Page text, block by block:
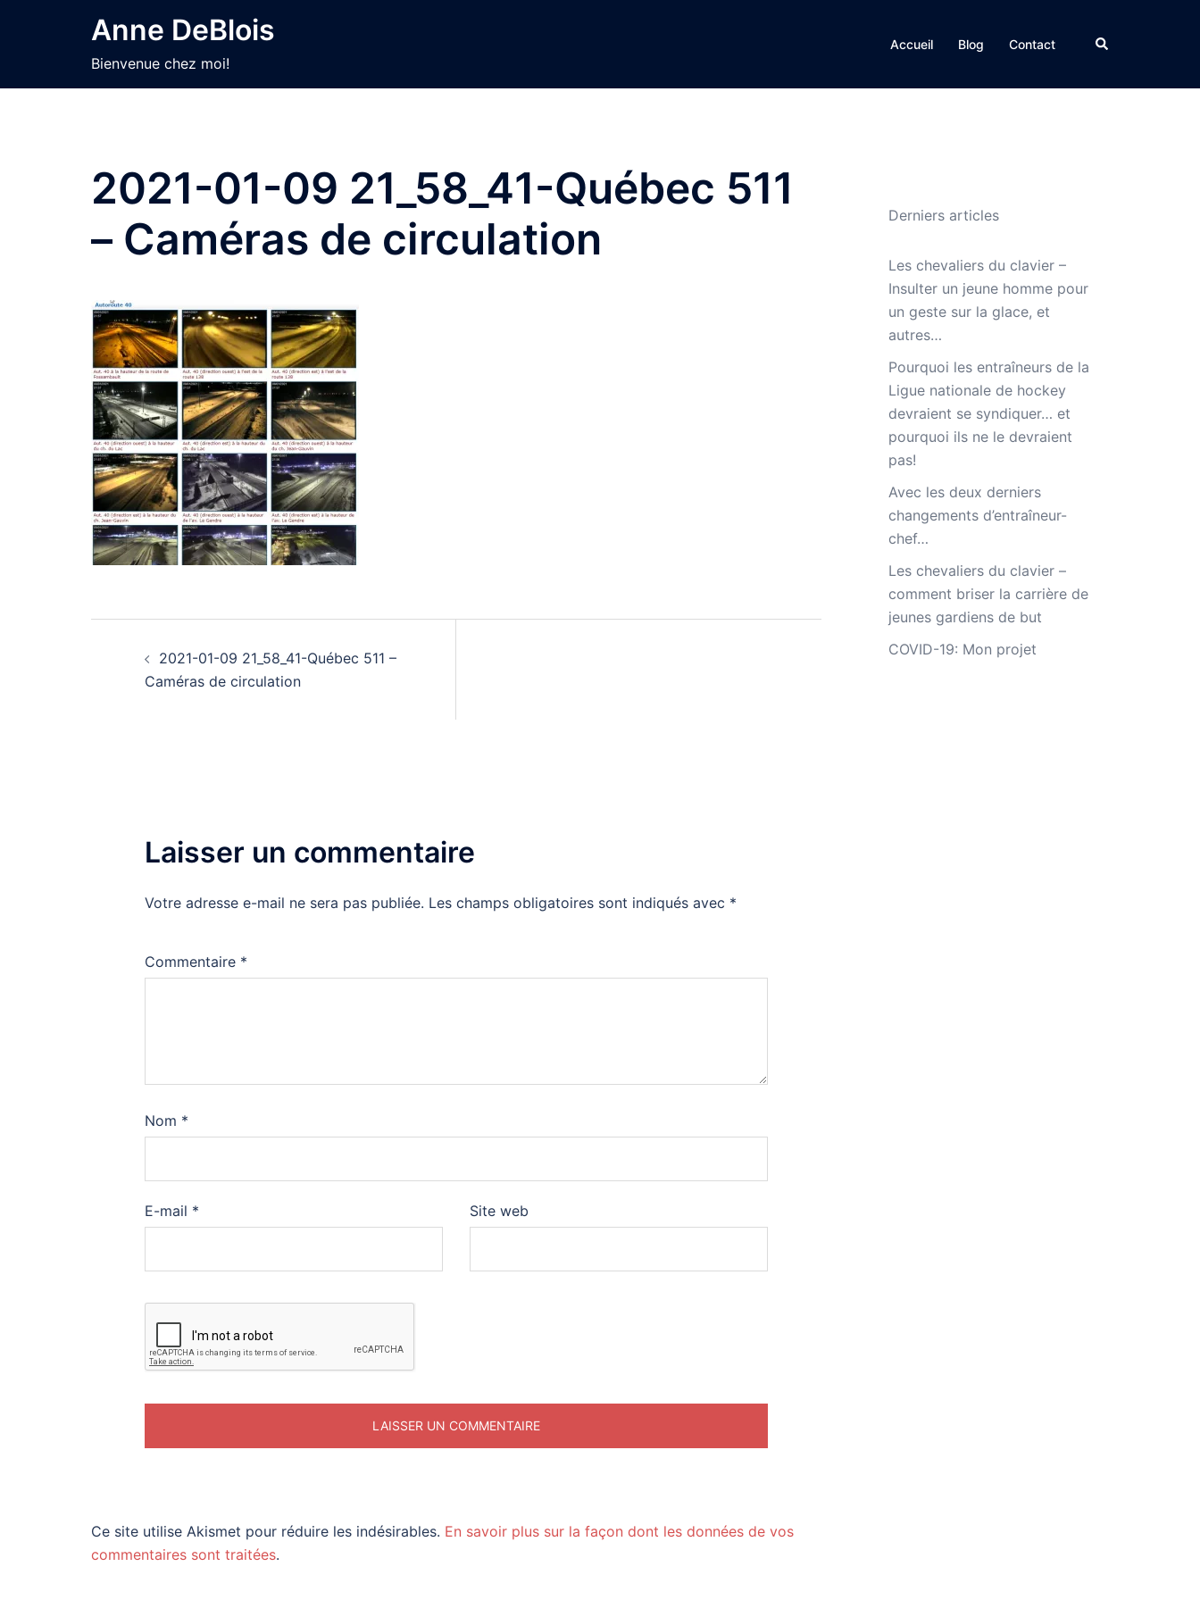
Anne DeBlois
Bienvenue chez moi!
Accueil Blog Contact Rechercher
2021-01-09 21_58_41-Québec 511
– Caméras de circulation
d’article
2021-01-09 21_58_41-Québec 511 –
Caméras de circulation
Laisser un commentaire
Votre adresse e-mail ne sera pas publiée. Les champs obligatoires sont indiqués avec *
Commentaire *
Nom *
E-mail * Site web
Ce site utilise Akismet pour réduire les indésirables. En savoir plus sur la façon dont les données de vos
commentaires sont traitées.
Derniers articles
Les chevaliers du clavier –
Insulter un jeune homme pour
un geste sur la glace, et
autres…
Pourquoi les entraîneurs de la
Ligue nationale de hockey
devraient se syndiquer… et
pourquoi ils ne le devraient
pas!
Avec les deux derniers
changements d’entraîneur-
chef…
Les chevaliers du clavier –
comment briser la carrière de
jeunes gardiens de but
COVID-19: Mon projet